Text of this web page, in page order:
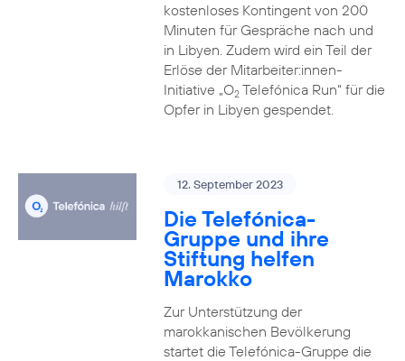
kostenloses Kontingent von 200
Minuten für Gespräche nach und
in Libyen. Zudem wird ein Teil der
Erlöse der Mitarbeiter:innen-
Initiative „O2Telefónica Run“ für die
Opfer in Libyen gespendet.
12. September 2023
Die Telefónica-
Gruppe und ihre
Stiftung helfen
Marokko
Zur Unterstützung der
marokkanischen Bevölkerung
startet die Telefónica-Gruppe die